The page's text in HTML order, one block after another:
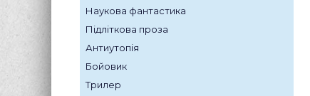
Наукова фантастика
Підліткова проза
Антиутопія
Бойовик
Трилер